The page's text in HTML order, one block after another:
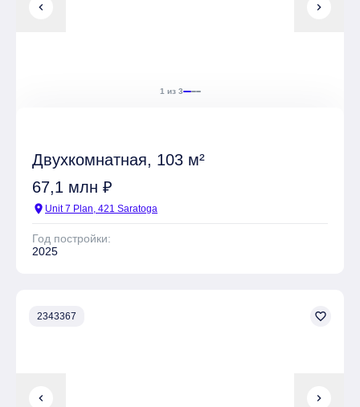
chevron_left chevron_right
1 из 3
Двухкомнатная, 103 м²
67,1 млн ₽
location_on Unit 7 Plan, 421 Saratoga
Год постройки:
2025
chevron_left chevron_right
2343367 favorite_border